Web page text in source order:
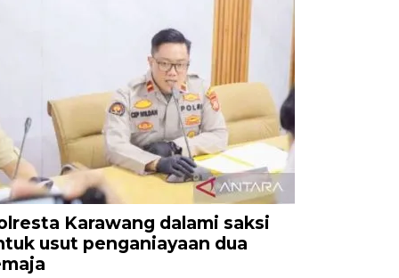
Karawang dalami saksi
usut penganiayaan dua